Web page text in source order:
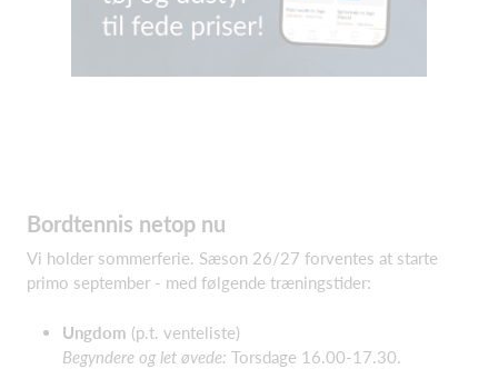
Bordtennis netop nu
Vi holder sommerferie. Sæson 26/27 forventes at starte
primo september - med følgende træningstider:
Ungdom (p.t. venteliste)
Begyndere og let øvede: Torsdage 16.00-17.30.